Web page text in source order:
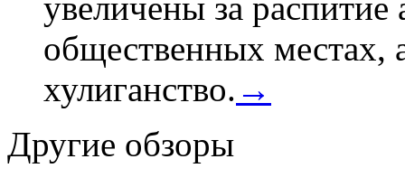
общественных местах,
хулиганство. →
Другие обзоры